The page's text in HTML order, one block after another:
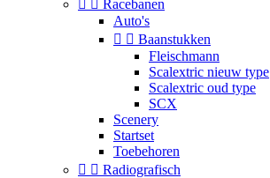
  Racebanen
Auto's
  Baanstukken
Fleischmann
Scalextric nieuw type
Scalextric oud type
SCX
Scenery
Startset
Toebehoren
  Radiografisch